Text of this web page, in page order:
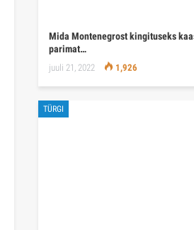
Mida Montenegrost kingituseks
parimat…
juuli 21, 2022 1,926
TÜRGI